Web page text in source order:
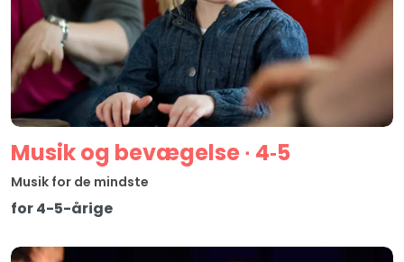
Musik og bevægelse ∙ 4‑5
Musik for de mindste
for 4-5-årige